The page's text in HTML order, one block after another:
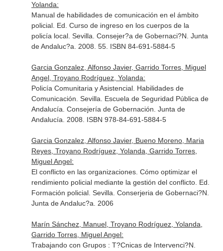
Yolanda:
Manual de habilidades de comunicación en el ámbito
policial. Ed. Curso de ingreso en los cuerpos de la
policía local. Sevilla. Consejer?a de Gobernaci?N. Junta
de Andaluc?a. 2008. 55. ISBN 84-691-5884-5
Garcia Gonzalez, Alfonso Javier, Garrido Torres, Miguel
Angel, Troyano Rodríguez, Yolanda:
Policía Comunitaria y Asistencial. Habilidades de
Comunicación. Sevilla. Escuela de Seguridad Pública de
Andalucía. Consejería de Gobernación. Junta de
Andalucía. 2008. ISBN 978-84-691-5884-5
Garcia Gonzalez, Alfonso Javier, Bueno Moreno, Maria
Reyes, Troyano Rodríguez, Yolanda, Garrido Torres,
Miguel Angel:
El conflicto en las organizaciones. Cómo optimizar el
rendimiento policial mediante la gestión del conflicto. Ed.
Formación policial. Sevilla. Conserjeria de Gobernaci?N.
Junta de Andaluc?a. 2006
Marín Sánchez, Manuel, Troyano Rodríguez, Yolanda,
Garrido Torres, Miguel Angel:
Trabajando con Grupos : T?Cnicas de Intervenci?N.